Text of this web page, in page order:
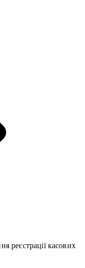
реєстрації касових